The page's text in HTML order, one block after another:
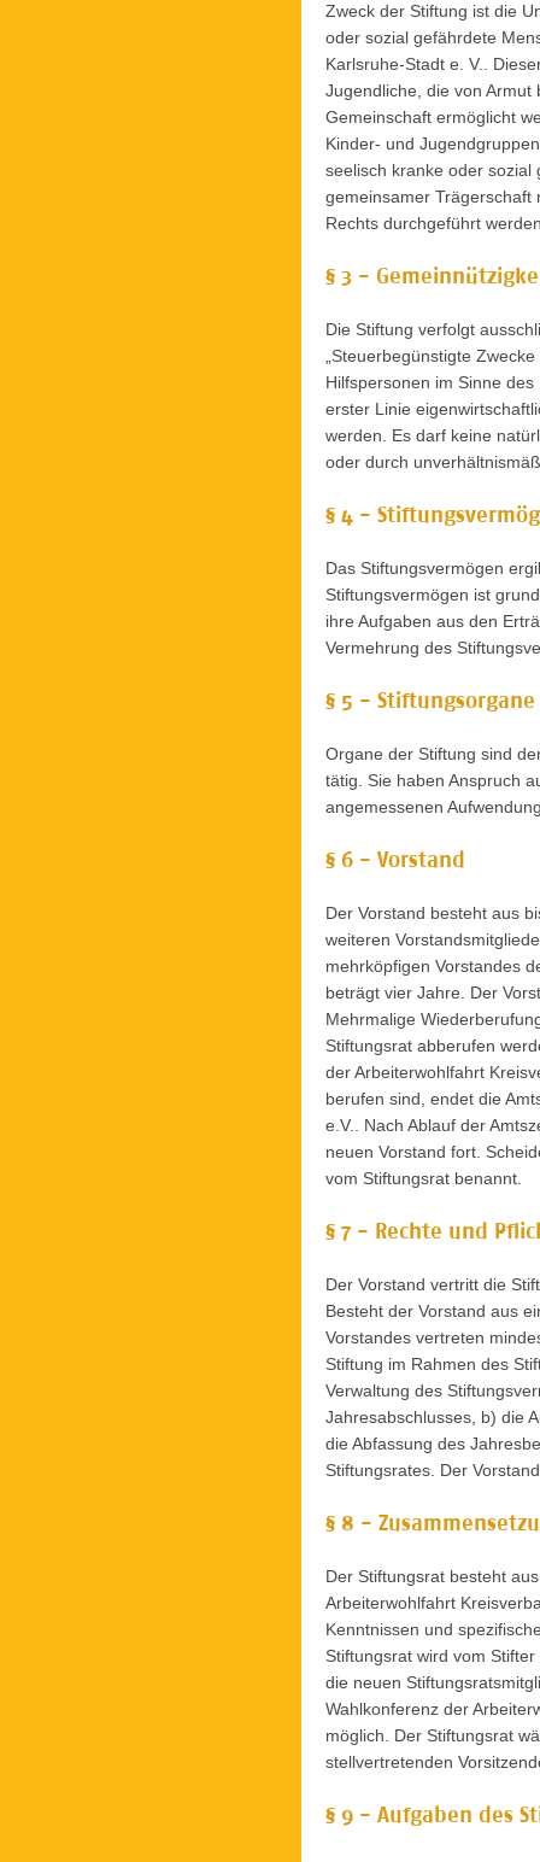
Zweck der Stiftung ist die
oder sozial gefährdete
Karlsruhe-Stadt e. V..
Jugendliche, die von
Gemeinschaft ermöglicht
Kinder- und
seelisch kranke oder
gemeinsamer Trägerschaft
Rechts durchgeführt
§ 3 -
Die Stiftung verfolgt
„Steuerbegünstigte
Hilfspersonen im Sinne
erster Linie
werden. Es darf keine
oder durch
§ 4 -
Das Stiftungsvermögen
Stiftungsvermögen ist
ihre Aufgaben aus den
Vermehrung des
§ 5 - Stiftungsorgane
Organe der Stiftung sind
tätig. Sie haben Anspruch
angemessenen
§ 6 - Vorstand
Der Vorstand besteht aus
weiteren
mehrköpfigen Vorstandes
beträgt vier Jahre. Der
Mehrmalige
Stiftungsrat abberufen
der Arbeiterwohlfahrt
berufen sind, endet die
e.V.. Nach Ablauf der
neuen Vorstand fort.
vom Stiftungsrat benannt.
§ 7 - Rechte und
Der Vorstand vertritt die
Besteht der Vorstand aus
Vorstandes vertreten
Stiftung im Rahmen des
Verwaltung des
Jahresabschlusses, b) die
die Abfassung des
Stiftungsrates. Der
§ 8 -
Der Stiftungsrat besteht
Arbeiterwohlfahrt
Kenntnissen und
Stiftungsrat wird vom
die neuen
Wahlkonferenz der
möglich. Der Stiftungsrat
stellvertretenden
§ 9 - Aufgaben des